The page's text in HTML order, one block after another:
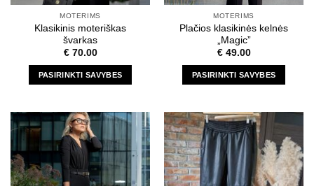
the
product
page
the
product
page
MOTERIMS
Klasikinis moteriškas
švarkas
€70.00
PASIRINKTI SAVYBES
has
multiple
variants.
The
options
MOTERIMS
Plačios klasikinės kelnės
„Magic”
€49.00
PASIRINKTI SAVYBES
has
multiple
variants.
The
options